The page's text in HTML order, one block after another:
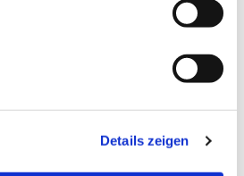
Details zeigen